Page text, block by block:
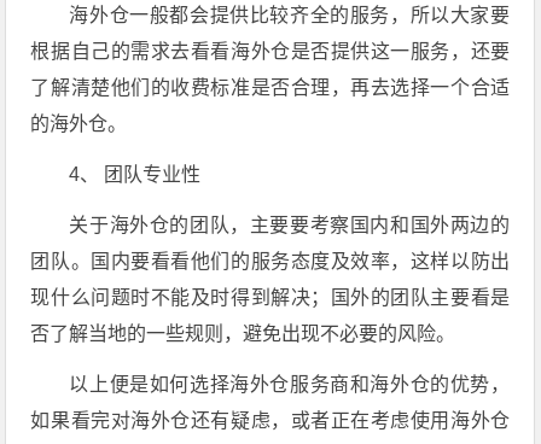
海外仓一般都会提供比较齐全的服务，所以大家要
根据自己的需求去看看海外仓是否提供这一服务，还要
了解清楚他们的收费标准是否合理，再去选择一个合适
的海外仓。
4、 团队专业性
关于海外仓的团队，主要要考察国内和国外两边的
团队。国内要看看他们的服务态度及效率，这样以防出
现什么问题时不能及时得到解决；国外的团队主要看是
否了解当地的一些规则，避免出现不必要的风险。
以上便是如何选择海外仓服务商和海外仓的优势，
如果看完对海外仓还有疑虑，或者正在考虑使用海外仓